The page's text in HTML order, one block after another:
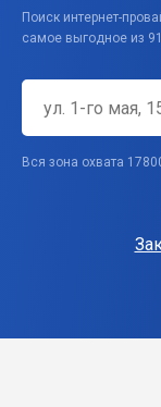
Поиск интернет-
самое выгодное из
Вся зона охвата